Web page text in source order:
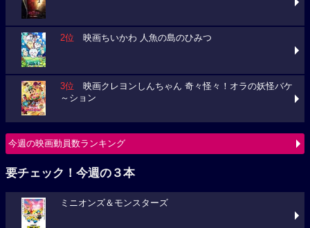
2位 映画ちいかわ 人魚の島のひみつ
3位 映画クレヨンしんちゃん 奇々怪々！オラの妖怪バケ
～ション
今週の映画動員数ランキング
要チェック！今週の３本
ミニオンズ＆モンスターズ